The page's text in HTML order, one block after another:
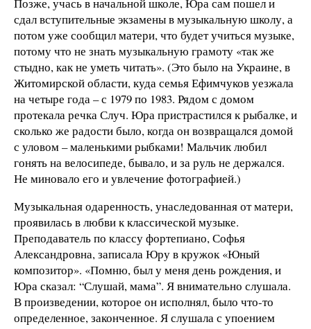
сдал вступительные экзамены в музыкальную школу, а
потом уже сообщил матери, что будет учиться музыке,
потому что не знать музыкальную грамоту «так же
стыдно, как не уметь читать». (Это было на Украине, в
Житомирской области, куда семья Ефимчуков уезжала
на четыре года – с 1979 по 1983. Рядом с домом
протекала речка Случ. Юра пристрастился к рыбалке, и
сколько же радости было, когда он возвращался домой
с уловом – маленькими рыбками! Мальчик любил
гонять на велосипеде, бывало, и за руль не держался.
Не миновало его и увлечение фотографией.)
Музыкальная одаренность, унаследованная от матери,
проявилась в любви к классической музыке.
Преподаватель по классу фортепиано, Софья
Александровна, записала Юру в кружок «Юный
композитор». «Помню, был у меня день рождения, и
Юра сказал: “Слушай, мама”. Я внимательно слушала.
В произведении, которое он исполнял, было что-то
определенное, законченное. Я слушала с упоением